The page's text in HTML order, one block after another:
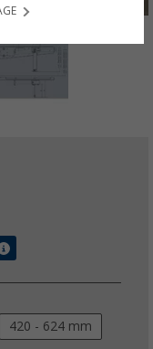
420 - 624 mm